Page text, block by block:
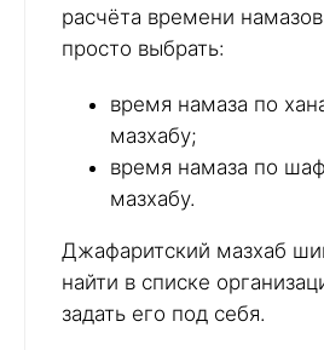
расчёта времени
просто выбрать:
время намаза по
мазхабу;
время намаза по
мазхабу.
Джафаритский мазхаб
найти в списке
задать его под себя.